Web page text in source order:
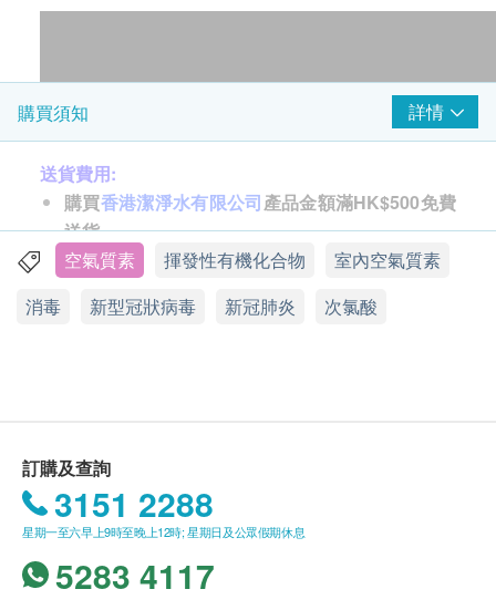
購買須知 詳情
送貨費用:
購買香港潔淨水有限公司產品金額滿HK$500免費
送貨。
訂單金額不足HK$500顧客需支付運費HK$35。
送貨時間:
因資訊不足無法配送的滯留訂單將會被配送方保留，
直至配送方聯絡香港潔淨水有限公司。香港潔淨水有
限公司將會以電子郵件的形式通知用戶，請回覆信箱
中的郵件或聯繫客服人員。逾期5日未能得到回覆的
訂單香港潔淨水有限公司將安排返回倉庫及退款。
空氣質素 揮發性有機化合物
室內空氣質素
消毒
新型冠狀病毒 新冠肺炎 次氯酸
訂購及查詢
3151 2288
星期一至六早上9時至晚上12時; 星期日及公眾假期休息
5283 4117